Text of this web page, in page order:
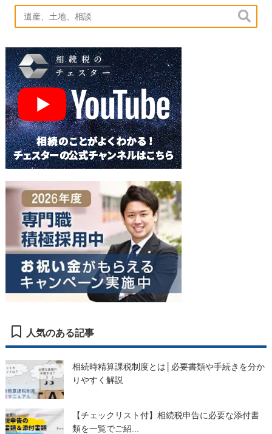

人気のある記事
相続時精算課税制度とは│必要書類や手続きを分か
りやすく解説
【チェックリスト付】相続税申告に必要な添付書
類を一覧でご紹...